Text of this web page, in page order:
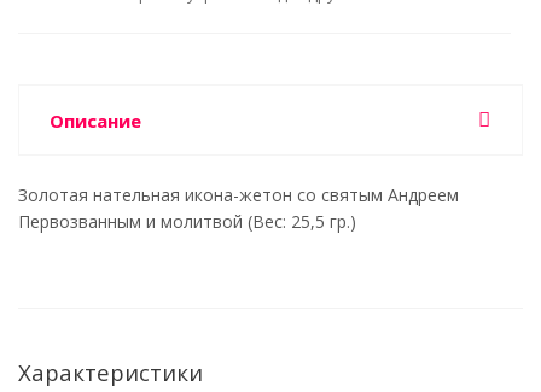
Описание
Золотая нательная икона-жетон со святым Андреем
Первозванным и молитвой (Вес: 25,5 гр.)
Характеристики